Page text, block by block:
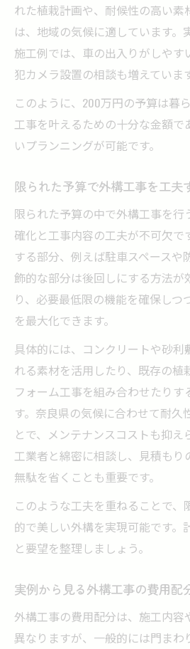
れた植栽計画や、耐候性の高い素
は、地域の気候に適しています。
施工例では、車の出入りがしやす
犯カメラ設置の相談も増えていま
このように、200万円の予算は暮
工事を叶えるための十分な金額で
いプランニングが可能です。
限られた予算で外構工事を工夫
限られた予算の中で外構工事を行
確化と工事内容の工夫が不可欠で
する部分、例えば駐車スペースや
飾的な部分は後回しにする方法が
り、必要最低限の機能を確保しつ
を最大化できます。
具体的には、コンクリートや砂利
れる素材を活用したり、既存の植
フォーム工事を組み合わせたりす
す。奈良県の気候に合わせて耐久
とで、メンテナンスコストも抑え
工業者と綿密に相談し、見積もり
無駄を省くことも重要です。
このような工夫を重ねることで、
的で美しい外構を実現可能です。
と要望を整理しましょう。
実例から見る外構工事の費用配
外構工事の費用配分は、施工内容
異なりますが、一般的には門まわ